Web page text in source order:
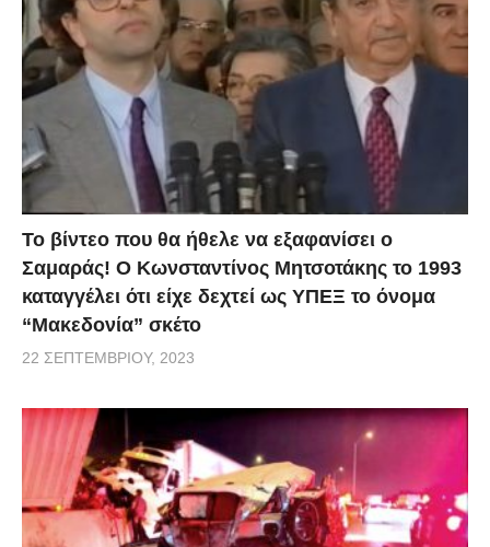
Το βίντεο που θα ήθελε να εξαφανίσει ο
Σαμαράς! Ο Κωνσταντίνος Μητσοτάκης το 1993
καταγγέλει ότι είχε δεχτεί ως ΥΠΕΞ το όνομα
“Μακεδονία” σκέτο
22 ΣΕΠΤΕΜΒΡΊΟΥ, 2023